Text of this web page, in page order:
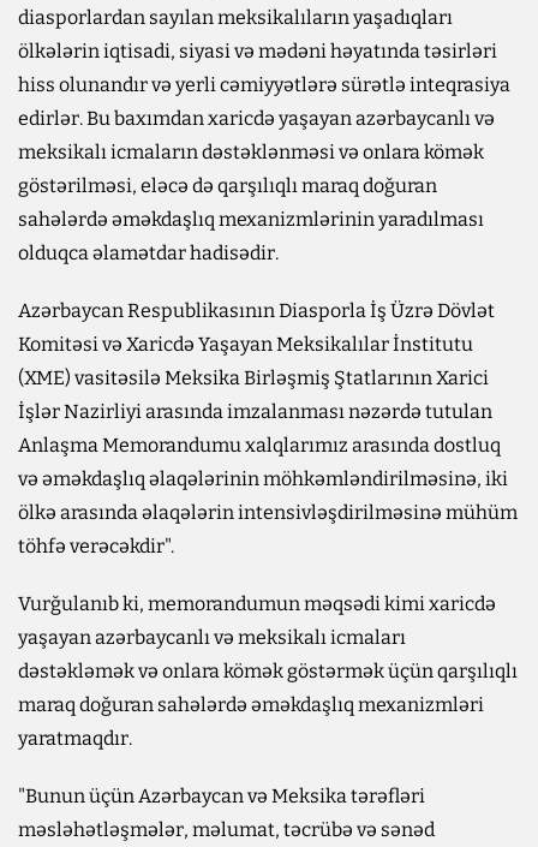
diasporlardan sayılan meksikalıların yaşadıqları
ölkələrin iqtisadi, siyasi və mədəni həyatında təsirləri
hiss olunandır və yerli cəmiyyətlərə sürətlə inteqrasiya
edirlər. Bu baxımdan xaricdə yaşayan azərbaycanlı və
meksikalı icmaların dəstəklənməsi və onlara kömək
göstərilməsi, eləcə də qarşılıqlı maraq doğuran
sahələrdə əməkdaşlıq mexanizmlərinin yaradılması
olduqca əlamətdar hadisədir.
Azərbaycan Respublikasının Diasporla İş Üzrə Dövlət
Komitəsi və Xaricdə Yaşayan Meksikalılar İnstitutu
(XME) vasitəsilə Meksika Birləşmiş Ştatlarının Xarici
İşlər Nazirliyi arasında imzalanması nəzərdə tutulan
Anlaşma Memorandumu xalqlarımız arasında dostluq
və əməkdaşlıq əlaqələrinin möhkəmləndirilməsinə, iki
ölkə arasında əlaqələrin intensivləşdirilməsinə mühüm
töhfə verəcəkdir".
Vurğulanıb ki, memorandumun məqsədi kimi xaricdə
yaşayan azərbaycanlı və meksikalı icmaları
dəstəkləmək və onlara kömək göstərmək üçün qarşılıqlı
maraq doğuran sahələrdə əməkdaşlıq mexanizmləri
yaratmaqdır.
"Bunun üçün Azərbaycan və Meksika tərəfləri
məsləhətləşmələr, məlumat, təcrübə və sənəd